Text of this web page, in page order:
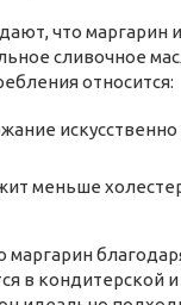
что маргарин
сливочное
относится:
меньше
маргарин
в кондитерской